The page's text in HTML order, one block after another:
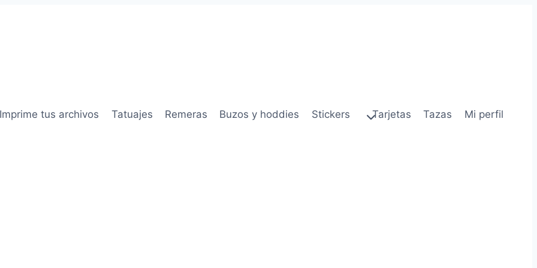
Imprime tus archivos Tatuajes Remeras Buzos y hoddies Stickers Tarjetas Tazas Mi perfil